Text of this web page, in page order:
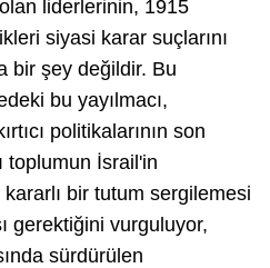
liderlerinin, 1915
siyasi karar suçlarını
bir şey değildir. Bu
bu yayılmacı,
politikalarının son
toplumun İsrail'in
kararlı bir tutum sergilemesi
gerektiğini vurguluyor,
sürdürülen